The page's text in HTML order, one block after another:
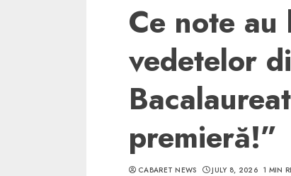
Ce note
vedetelor
premieră!”
CABARET NEWS JULY 8, 2026 1 MIN